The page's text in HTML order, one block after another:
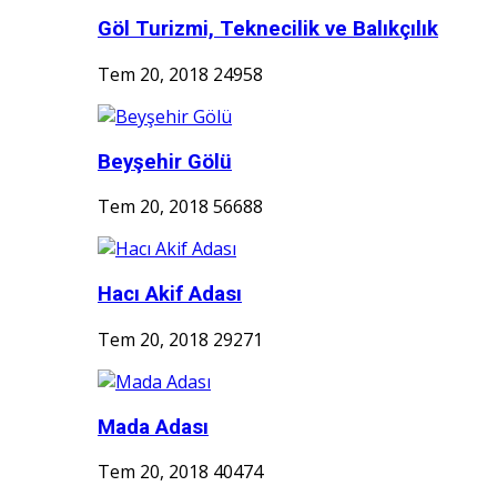
Göl Turizmi, Teknecilik ve Balıkçılık
Tem 20, 2018 24958
Beyşehir Gölü
Tem 20, 2018 56688
Hacı Akif Adası
Tem 20, 2018 29271
Mada Adası
Tem 20, 2018 40474